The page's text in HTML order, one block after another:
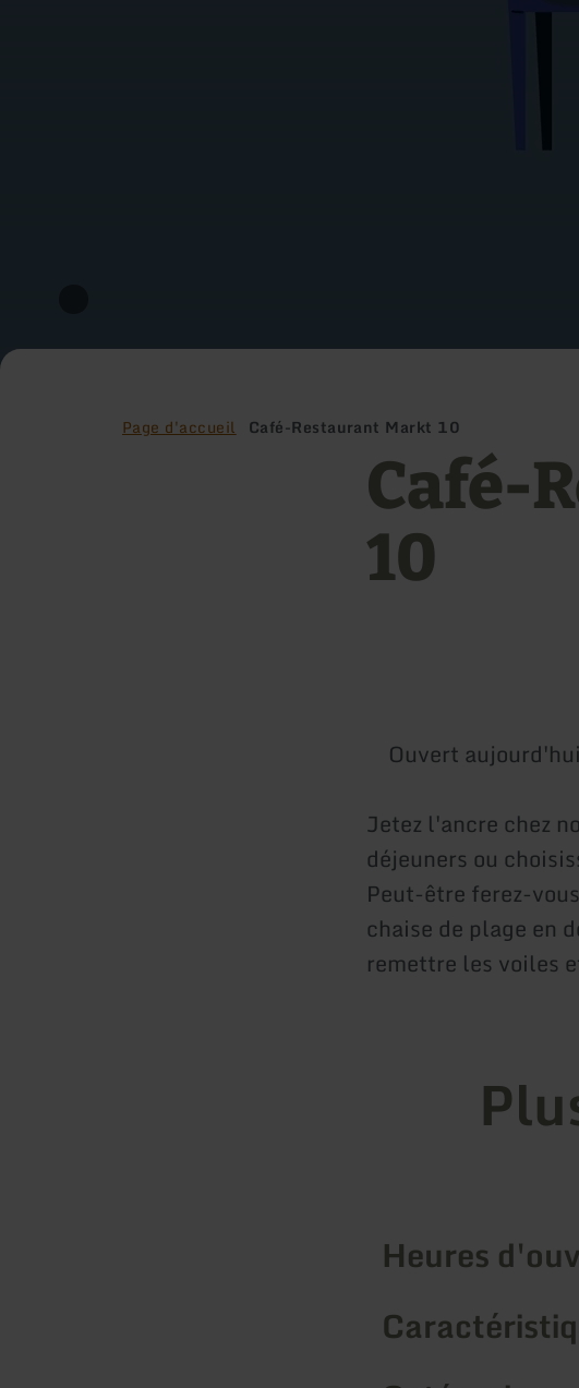
Page d'accueil Café-Restaurant Markt 10
Café-
10
Ouvert aujourd'hui
Jetez l'ancre chez
déjeuners ou
Peut-être ferez-
chaise de plage en
remettre les voiles
Heures